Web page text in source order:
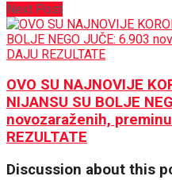
Next Post
OVO SU NAJNOVIJE
NIJANSU SU BOLJE
novozaraženih,
REZULTATE
Discussion about this